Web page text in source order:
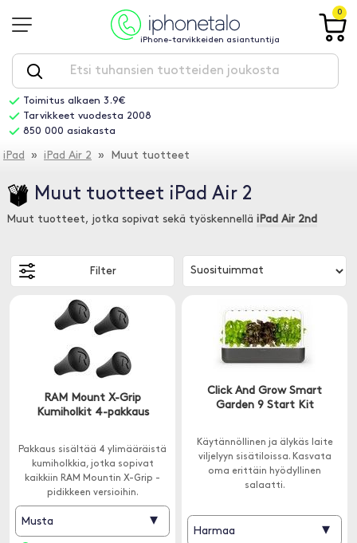
iPhone-tarvikkeiden asiantuntija
0
Toimitus alkaen 3.9€
Tarvikkeet vuodesta 2008
850 000 asiakasta
iPad » iPad Air 2 » Muut tuotteet
Muut tuotteet iPad Air 2
Muut tuotteet, jotka sopivat sekä työskennellä iPad Air 2nd
Filter
RAM Mount X-Grip
Kumiholkit 4-pakkaus
Pakkaus sisältää 4 ylimääräistä
kumiholkkia, jotka sopivat
kaikkiin RAM Mountin X-Grip -
pidikkeen versioihin.
Musta ▾
Click And Grow Smart
Garden 9 Start Kit
Käytännöllinen ja älykäs laite
viljelyyn sisätiloissa. Kasvata
oma erittäin hyödyllinen
salaatti.
Harmaa ▾